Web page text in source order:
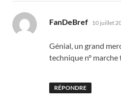
FanDeBref dit :
10 juillet
Génial, un grand
technique n°
RÉPONDRE